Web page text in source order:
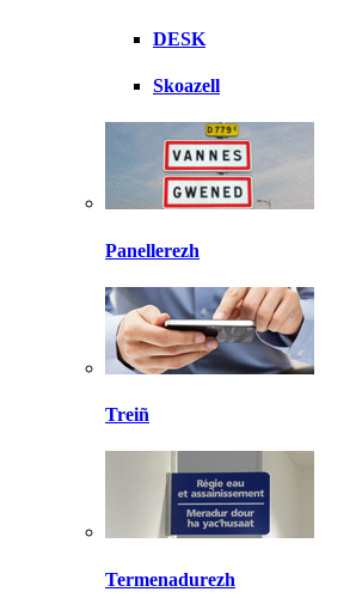
DESK
Skoazell
Panellerezh
Treiñ
Termenadurezh